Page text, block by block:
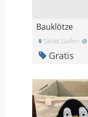
Bauklötze
Sankt Gallen
Gratis